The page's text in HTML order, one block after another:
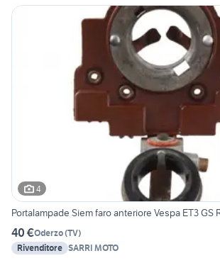
4
Portalampade Siem faro anteriore Vespa ET3 GS
40 €Oderzo(TV)
Rivenditore SARRI MOTO